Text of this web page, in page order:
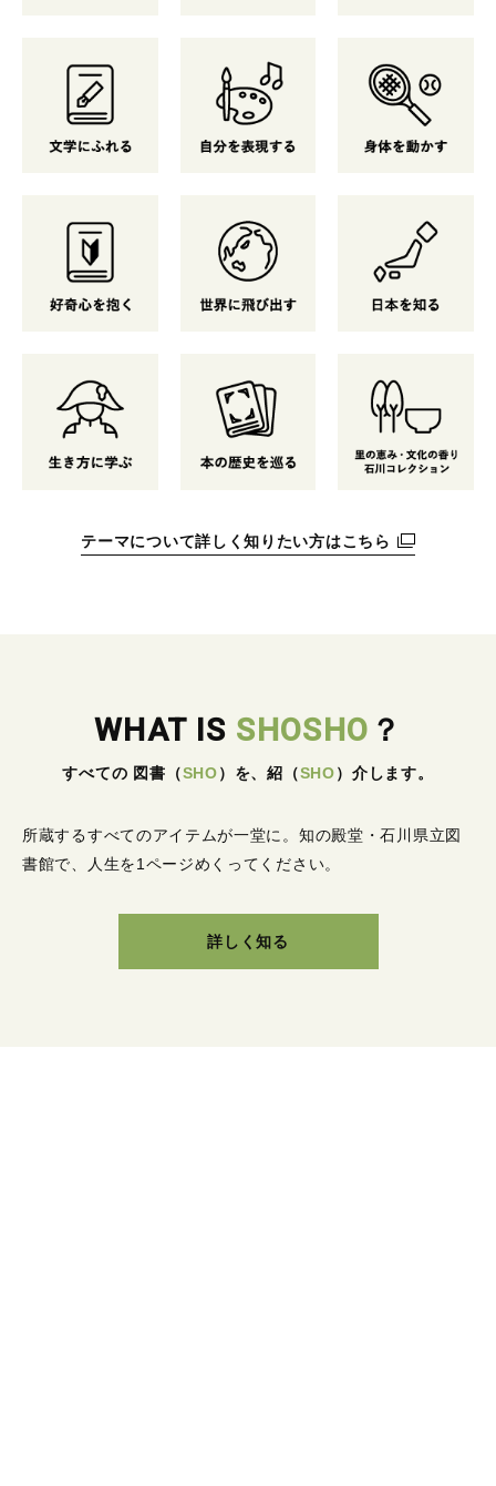
テーマについて詳しく知りたい方はこちら
WHAT IS SHOSHO ？
すべての 図書 （SHO） を、紹 （SHO） 介します。
所蔵するすべてのアイテムが一堂に。 知の殿堂・石川県立図
書館で、人生を1ページめくってください。
詳しく知る